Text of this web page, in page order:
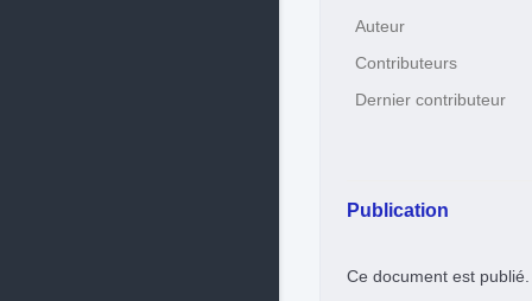
Auteur
Contributeurs
Dernier contributeur
Publication
Ce document est publié.